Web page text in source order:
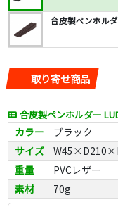
合皮製ペンホル
取り寄せ商品
合皮製ペンホルダー
カラー
ブラック
サイズ
重量
PVCレザー
素材
70g